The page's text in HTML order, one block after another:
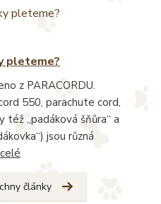
pleteme?
z PARACORDU.
550, parachute cord,
též „padáková šňůra“ a
jsou různá
články